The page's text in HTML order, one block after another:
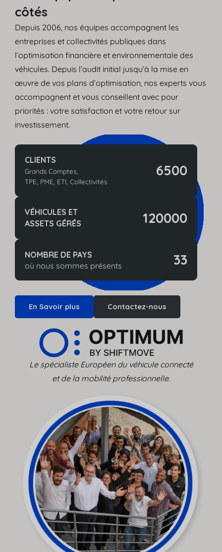
côtés
Depuis 2006, nos équipes accompagnent les
entreprises et collectivités publiques dans
l’optimisation financière et environnementale des
véhicules. Depuis l’audit initial jusqu’à la mise en
œuvre de vos plans d’optimisation, nos experts vous
accompagnent et vous conseillent avec pour
priorités : votre satisfaction et votre retour sur
investissement.
CLIENTS
Grands Comptes,
TPE, PME, ETI, Collectivités
6500
VÉHICULES ET
ASSETS GÉRÉS​
120000
NOMBRE DE PAYS
où nous sommes présents
33
En Savoir plus Contactez-nous
Le spécialiste Européen du véhicule connecté
et de la mobilité professionnelle.